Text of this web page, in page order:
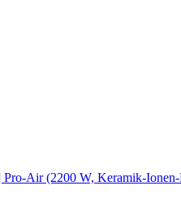
Air (2200 W, Keramik-